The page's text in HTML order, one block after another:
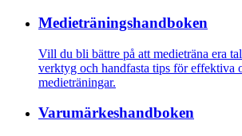
Medietränings­­­handboken
Vill du bli bättre på att medieträna era
verktyg och handfasta tips för effektiva
medieträningar.
Varumärkes­handboken